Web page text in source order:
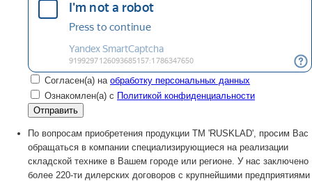
Согласен(а) на обработку персональных данных
Ознакомлен(а) с Политикой конфиденциальности
По вопросам приобретения продукции TM 'RUSKLAD', просим Вас
обращаться в компании специализирующиеся на реализации
складской технике в Вашем городе или регионе. У нас заключено
более 220-ти дилерских договоров с крупнейшими предприятиями